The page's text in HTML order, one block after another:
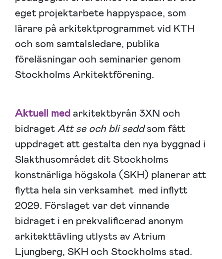
eget projektarbete happyspace, som
lärare på arkitektprogrammet vid KTH
och som samtalsledare, publika
föreläsningar och seminarier genom
Stockholms Arkitektförening.
Aktuell med arkitektbyrån 3XN och
bidragetAtt se och bli seddsom fått
uppdraget att gestalta den nya byggnad i
Slakthusområdet dit Stockholms
konstnärliga högskola (SKH) planerar att
flytta hela sin verksamhet med inflytt
2029. Förslaget var det vinnande
bidraget i en prekvalificerad anonym
arkitekttävling utlysts av Atrium
Ljungberg, SKH och Stockholms stad.